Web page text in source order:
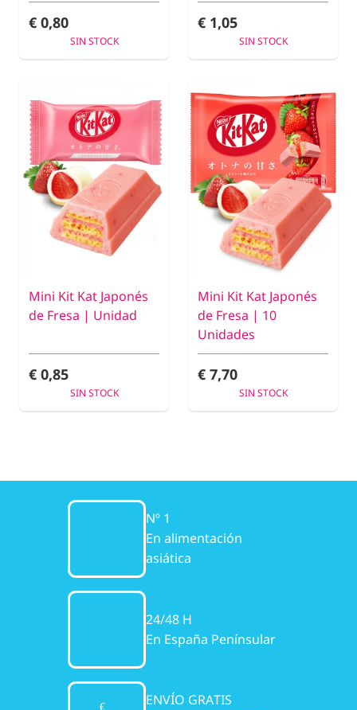
€ 0,80
SIN STOCK
€ 1,05
SIN STOCK
Mini Kit Kat Japonés
de Fresa | Unidad
€ 0,85
SIN STOCK
Mini Kit Kat Japonés
de Fresa | 10
Unidades
€ 7,70
SIN STOCK
Nº 1
En alimentación
asiática
24/48 H
En España Penínsular
ENVÍO GRATIS